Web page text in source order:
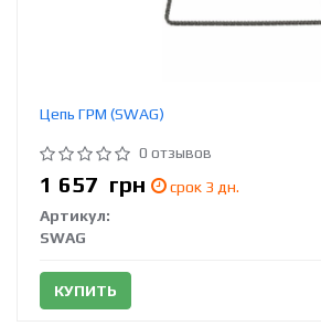
Цепь ГРМ (SWAG)
0 отзывов
1 657 грн
срок 3 дн.
Артикул:
SWAG
КУПИТЬ